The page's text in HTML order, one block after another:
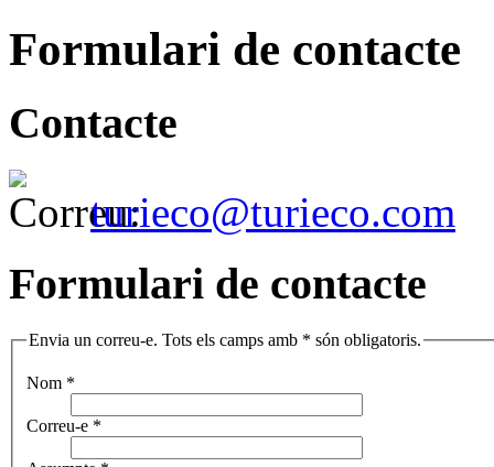
Formulari de contacte
Contacte
turieco@turieco.com
Formulari de contacte
Envia un correu-e. Tots els camps amb * són obligatoris.
Nom *
Correu-e *